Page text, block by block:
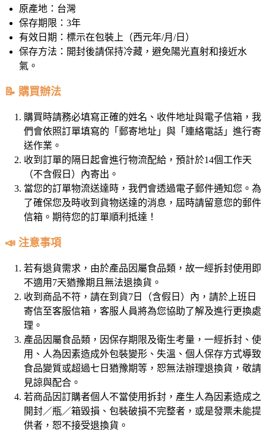
原產地：台灣
保存期限：3年
有效日期：標示在包裝上（西元年/月/日）
保存方法：開封後請保持冷藏，避免陽光直射和接近水
氣。
📝 購買辦法
購買時請務必填寫正確的姓名、收件地址與電子信箱，我
們會依照訂單填寫的「郵寄地址」與「連絡電話」進行寄
送作業。
收到訂單的隔日起會進行物流配給，預計於14個工作天
（不含假日）內寄出。
當您的訂單物流送達時，我們會透過電子郵件通知您。為
了確保您及時收到貨物送達的消息，屆時請留意您的郵件
信箱。期待您的訂單順利抵達！
📣 注意事項
若有退貨需求，由於產品因屬食品類，故一經拆封使用即
不適用7天猶豫期且無法退換貨。
收到商品不符，請在到貨7日（含假日）內，請於上班日
寄信至客服信箱，客服人員將為您協助了解及進行更換處
理。
產品因屬食品類，因保存期限及衛生考量，一經拆封、使
用、人為因素造成外包裝變形、失溫、個人保存方式導致
食品變質或超過七日猶豫期等，恕無法辦理退換貨，敬請
見諒與配合。
若商品因訂購者個人不當使用拆封，產生人為因素造成之
開封／瓶／箱毀損、包裝破損不完整者，或是發票未能提
供者，恕不接受退換貨。